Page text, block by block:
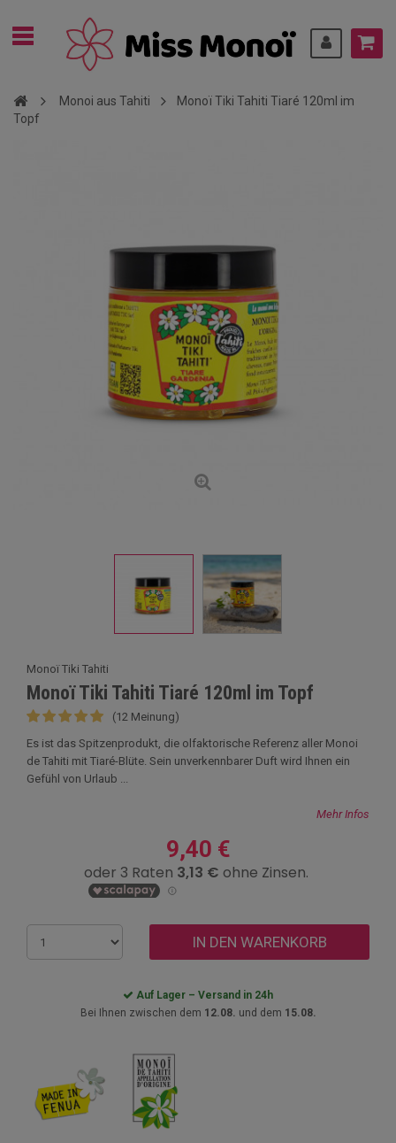
Monoi aus Tahiti
Monoï Tiki Tahiti Tiaré 120ml im
Topf
Monoï Tiki Tahiti
Monoï Tiki Tahiti Tiaré 120ml im Topf
(12 Meinung)
Es ist das Spitzenprodukt, die olfaktorische Referenz aller Monoi
de Tahiti mit Tiaré-Blüte. Sein unverkennbarer Duft wird Ihnen ein
Gefühl von Urlaub ...
Mehr Infos
9,40 €
IN DEN WARENKORB
Auf Lager – Versand in 24h
Bei Ihnen zwischen dem 12.08. und dem 15.08.